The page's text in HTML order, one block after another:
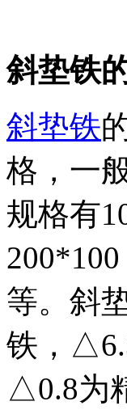
斜垫铁
斜垫铁
格，一
规格有
等。斜
铁，
△0.8为